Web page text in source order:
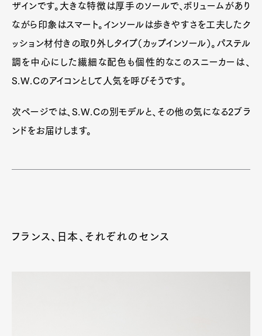
ザインです。大きな特徴は厚手のソールで、ボリュームがあり
ながら印象はスマート。インソールは歩きやすさを工夫したク
ッション材付きの取り外しタイプ（カップインソール）。パステル
調を中心にした繊細な配色も個性的なこのスニーカーは、
S.W.Cのアイコンとして人気を呼びそうです。
次ページでは、S.W.Cの別モデルと、その他の気になる2ブラ
ンドをお届けします。
フランス、日本、それぞれのセンス